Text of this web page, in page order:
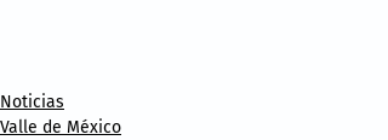
Noticias
Valle de México